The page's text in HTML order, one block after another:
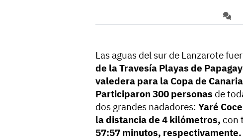
Las aguas del sur de Lanzarote
de la Travesía Playas de
valedera para la Copa de
Participaron 300 personas de
dos grandes nadadores: Yaré
la distancia de 4 kilómetros, con
57:57 minutos, respectivamente.